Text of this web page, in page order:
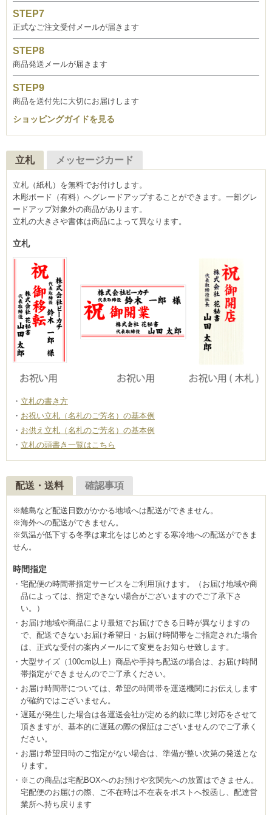
正式なご注文受付メールが届きます
商品発送メールが届きます
商品を送付先に大切にお届けします
ショッピングガイドを見る
立札 メッセージカード
立札（紙札）を無料でお付けします。
木彫ボード（有料）へグレードアップすることができます。一部グレ
ードアップ対象外の商品があります。
立札の大きさや書体は商品によって異なります。
立札
立札の書き方
お祝い立札（名札のご芳名）の基本例
お供え立札（名札のご芳名）の基本例
立札の頭書き一覧はこちら
配送・送料 確認事項
※離島など配送日数がかかる地域へは配送ができません。
※海外への配送ができません。
※気温が低下する冬季は東北をはじめとする寒冷地への配送ができま
せん。
時間指定
宅配便の時間帯指定サービスをご利用頂けます。（お届け地域や商
品によっては、指定できない場合がございますのでご了承下さ
い。）
お届け地域や商品により最短でお届けできる日時が異なりますの
で、配送できないお届け希望日・お届け時間帯をご指定された場合
は、正式な受付の案内メールにて変更をお知らせ致します。
大型サイズ（100cm以上）商品や手持ち配送の場合は、お届け時間
帯指定ができませんのでご了承ください。
お届け時間帯については、希望の時間帯を運送機関にお伝えします
が確約ではございません。
遅延が発生した場合は各運送会社が定める約款に準じ対応をさせて
頂きますが、基本的に遅延の際の保証はございませんのでご了承く
ださい。
お届け希望日時のご指定がない場合は、準備が整い次第の発送とな
ります。
※この商品は宅配BOXへのお預けや玄関先への放置はできません。
宅配便のお届けの際、ご不在時は不在表をポストへ投函し、配達営
業所へ持ち戻ります